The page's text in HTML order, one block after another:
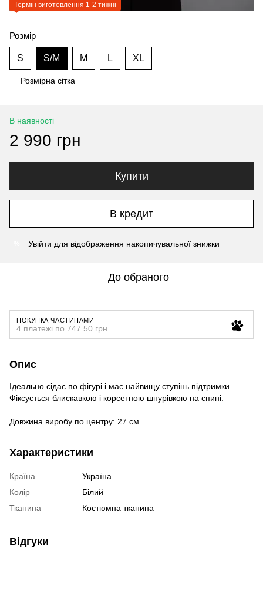
Термін виготовлення 1-2 тижні
Розмір
S S/M M L XL
Розмірна сітка
В наявності
2 990 грн
Купити
В кредит
Увійти для відображення накопичувальної знижки
До обраного
ПОКУПКА ЧАСТИНАМИ
4 платежі по 747.50 грн
Опис
Ідеально сідає по фігурі і має найвищу ступінь підтримки.
Фіксується блискавкою і корсетною шнурівкою на спині.
Довжина виробу по центру: 27 см
Характеристики
Країна
Україна
Колір
Білий
Тканина
Костюмна тканина
Відгуки